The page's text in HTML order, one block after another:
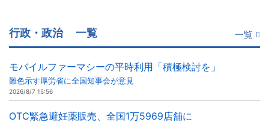
行政・政治 一覧 一覧
モバイルファーマシーの平時利用「積極検討を」
難色示す厚労省に全国知事会が意見
2026/8/7 15:56
OTC緊急避妊薬販売、全国1万5969店舗に